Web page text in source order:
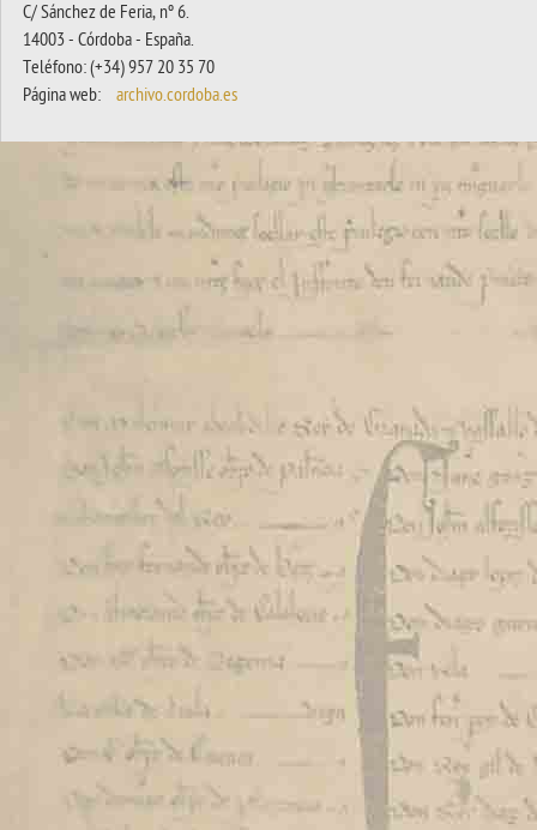
C/ Sánchez de Feria, nº 6.
14003 - Córdoba - España.
Teléfono: (+34) 957 20 35 70
Página web:
archivo.cordoba.es